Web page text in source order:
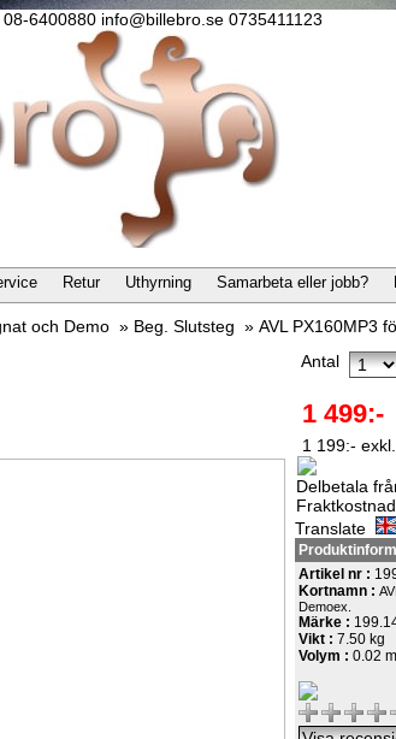
6400880 info@billebro.se 0735411123
Retur Uthyrning Samarbeta eller jobb?
och Demo » Beg. Slutsteg »AVL PX160MP3
Antal
1 499:-
1 199:-
Delbetala
Translate
Artikel nr :
Kortnamn :
Demoex.
Märke :
Vikt :7.50 kg
Volym :0.02